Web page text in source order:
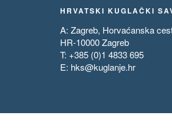
HRVATSKI KUGLAČKI
A: Zagreb, Horvaćanska
HR-10000 Zagreb
T: +385 (0)1 4833 695
E: hks@kuglanje.hr